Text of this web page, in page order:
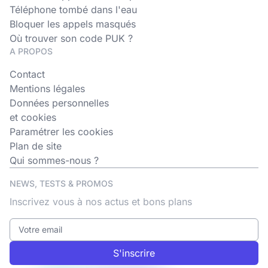
Téléphone tombé dans l'eau
Bloquer les appels masqués
Où trouver son code PUK ?
A PROPOS
Contact
Mentions légales
Données personnelles
et cookies
Paramétrer les cookies
Plan de site
Qui sommes-nous ?
NEWS, TESTS & PROMOS
Inscrivez vous à nos actus et bons plans
S'inscrire